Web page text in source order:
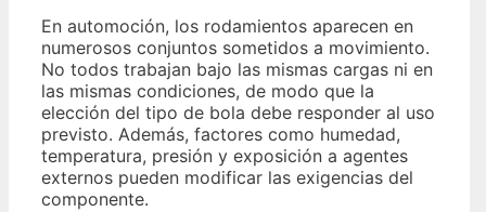
En automoción, los rodamientos aparecen en
numerosos conjuntos sometidos a movimiento.
No todos trabajan bajo las mismas cargas ni en
las mismas condiciones, de modo que la
elección del tipo de bola debe responder al uso
previsto. Además, factores como humedad,
temperatura, presión y exposición a agentes
externos pueden modificar las exigencias del
componente.